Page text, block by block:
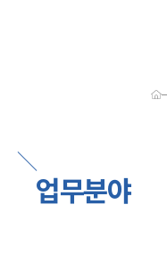
천안형사전문변호사
천안이혼전문변호사
천안학교폭력변호사
업무분야